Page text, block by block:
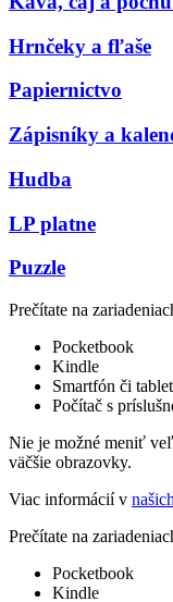
Hrnčeky a fľaše
Papiernictvo
Zápisníky a
Hudba
LP platne
Puzzle
Prečítate na
Pocketbook
Kindle
Smartfón či
Počítač s
Nie je možné meniť
väčšie obrazovky.
Viac informácií v
Prečítate na
Pocketbook
Kindle